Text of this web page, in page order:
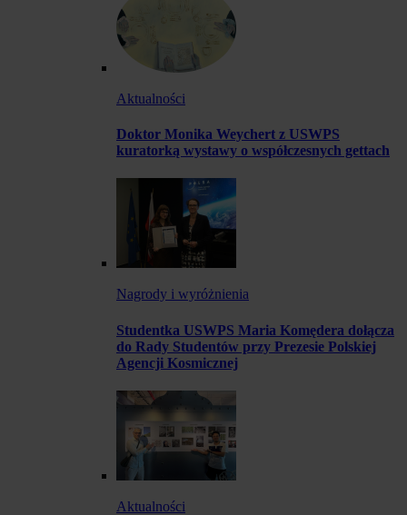
Aktualności
Doktor Monika Weychert z USWPS
kuratorką wystawy o współczesnych gettach
Nagrody i wyróżnienia
Studentka USWPS Maria Komędera dołącza
do Rady Studentów przy Prezesie Polskiej
Agencji Kosmicznej
Aktualności